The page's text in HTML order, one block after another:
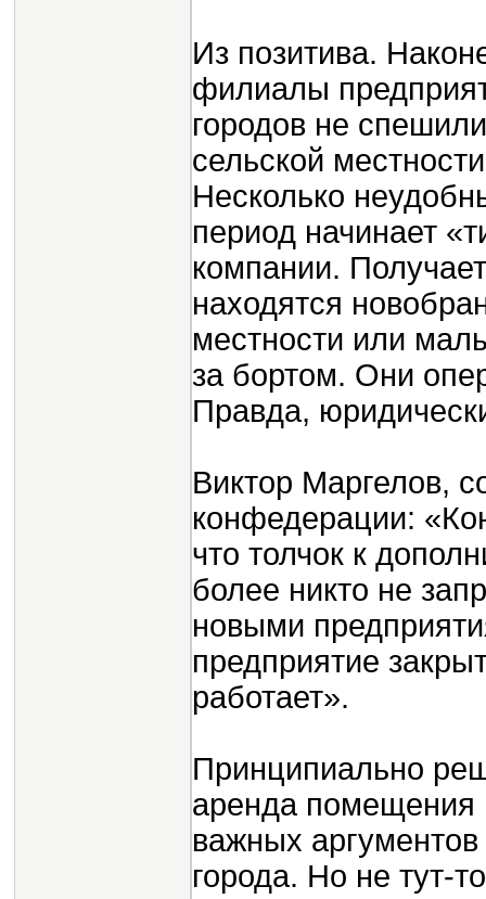
Из позитива.
филиалы
городов не
сельской
Несколько
период начинает
компании.
находятся
местности или
за бортом. Они
Правда,
Виктор Маргелов,
конфедерации:
что толчок к
более никто не
новыми
предприятие
работает».
Принципиально
аренда помещения
важных
города. Но не тут-